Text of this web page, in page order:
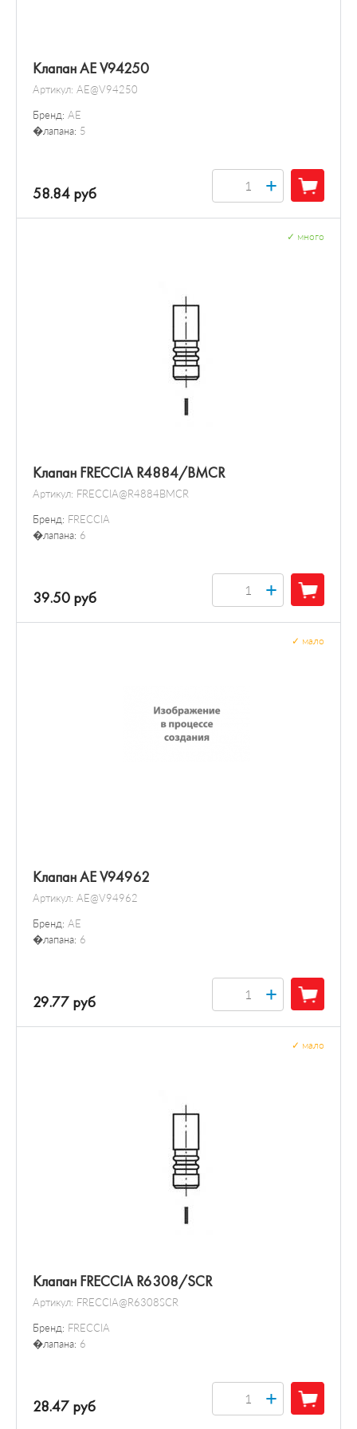
Клапан AE V94250
Артикул: AE@V94250
Бренд: AE
�лапана: 5
58.84 руб +
Клапан FRECCIA R4884/BMCR
Артикул: FRECCIA@R4884BMCR
Бренд: FRECCIA
�лапана: 6
много
39.50 руб +
Клапан AE V94962
Артикул: AE@V94962
Бренд: AE
�лапана: 6
мало
29.77 руб +
Клапан FRECCIA R6308/SCR
Артикул: FRECCIA@R6308SCR
Бренд: FRECCIA
�лапана: 6
мало
28.47 руб +